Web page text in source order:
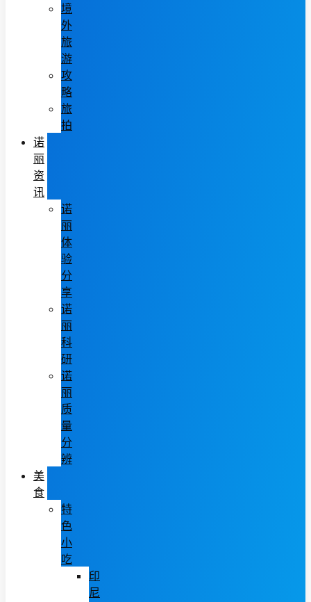
境
外
旅
游
攻
略
旅
拍
诺
丽
资
讯
诺
丽
体
验
分
享
诺
丽
科
研
诺
丽
质
量
分
辨
美
食
特
色
小
吃
印
尼